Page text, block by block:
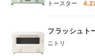
トースター
フラッシュト
ニトリ